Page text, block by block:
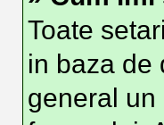
Toate
in baza de
general